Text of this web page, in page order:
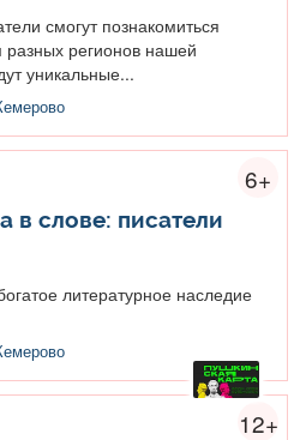
смогут познакомиться
регионов нашей
уникальные...
6+
в слове: писатели
литературное наследие
12+